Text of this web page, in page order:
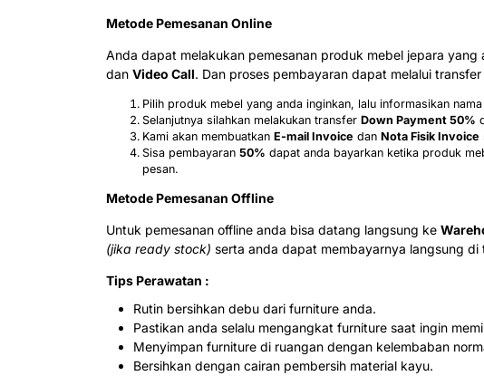
Metode Pemesanan Online
Anda dapat melakukan pemesanan produk mebel jepara
dan Video Call. Dan proses pembayaran dapat melalui
Pilih produk mebel yang anda inginkan, lalu informasikan
Selanjutnya silahkan melakukan transfer Down Payment 50%
Kami akan membuatkan E-mail Invoice dan Nota Fisik Invoice
Sisa pembayaran 50% dapat anda bayarkan ketika produk
pesan.
Metode Pemesanan Offline
Untuk pemesanan offline anda bisa datang langsung ke
(jika ready stock) serta anda dapat membayarnya langsung di
Tips Perawatan :
Rutin bersihkan debu dari furniture anda.
Pastikan anda selalu mengangkat furniture saat ingin
Menyimpan furniture di ruangan dengan kelembaban
Bersihkan dengan cairan pembersih material kayu.